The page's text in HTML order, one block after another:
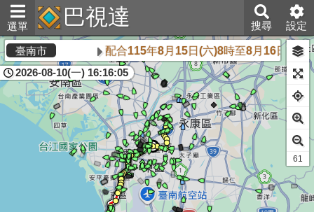
選單 巴視達 搜尋 設定
臺南市 配合115年8月15日(六)8時至8月16日(日
2026-08-10(一) 16:16:05
61